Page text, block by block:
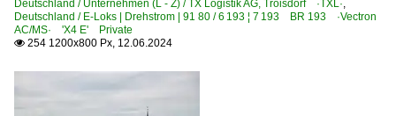
Deutschland / Unternehmen (L - Z) / TX Logistik AG, Troisdorf ·TXL·
Deutschland / E-Loks | Drehstrom | 91 80 / 6 193 ¦ 7 193 BR 193 ·Vectron
AC/MS· 'X4 E' Private
 254 1200x800 Px, 12.06.2024